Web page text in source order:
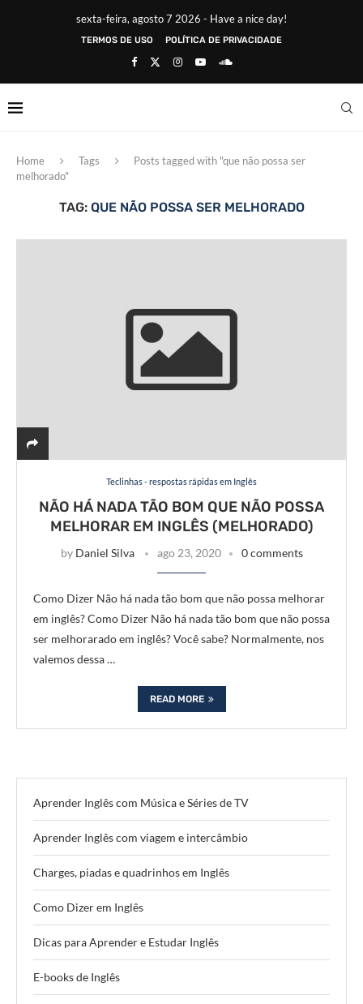
sexta-feira, agosto 7 2026 - Have a nice day!
TERMOS DE USO POLÍTICA DE PRIVACIDADE
Home Tags
Posts tagged with "que não possa ser
melhorado"
TAG: QUE NÃO POSSA SER MELHORADO
Teclinhas - respostas rápidas em Inglês
NÃO HÁ NADA TÃO BOM QUE NÃO POSSA
MELHORAR EM INGLÊS (MELHORADO)
by Daniel Silva ago 23, 2020 0 comments
Como Dizer Não há nada tão bom que não possa melhorar
em inglês? Como Dizer Não há nada tão bom que não possa
ser melhorarado em inglês? Você sabe? Normalmente, nos
valemos dessa …
READ MORE
Aprender Inglês com Música e Séries de TV
Aprender Inglês com viagem e intercâmbio
Charges, piadas e quadrinhos em Inglês
Como Dizer em Inglês
Dicas para Aprender e Estudar Inglês
E-books de Inglês